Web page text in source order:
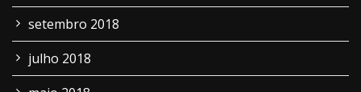
setembro 2018
julho 2018